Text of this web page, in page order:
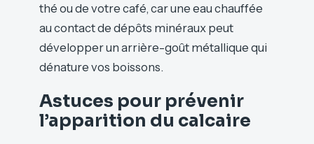
thé ou de votre café, car une eau chauffée
au contact de dépôts minéraux peut
développer un arrière-goût métallique qui
dénature vos boissons.
Astuces pour prévenir
l’apparition du calcaire